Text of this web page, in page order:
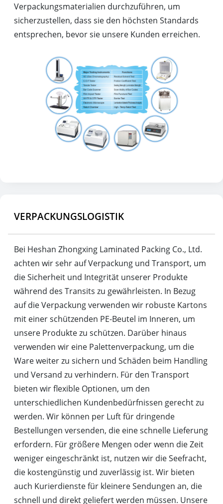
Verpackungsmaterialien durchzuführen, um
sicherzustellen, dass sie den höchsten Standards
entsprechen, bevor sie unsere Kunden erreichen.
VERPACKUNGSLOGISTIK
Bei Heshan Zhongxing Laminated Packing Co., Ltd.
achten wir sehr auf Verpackung und Transport, um
die Sicherheit und Integrität unserer Produkte
während des Transits zu gewährleisten. In Bezug
auf die Verpackung verwenden wir robuste Kartons
mit einer schützenden PE-Beutel im Inneren, um
unsere Produkte zu schützen. Darüber hinaus
verwenden wir eine Palettenverpackung, um die
Ware weiter zu sichern und Schäden beim Handling
und Versand zu verhindern. Für den Transport
bieten wir flexible Optionen, um den
unterschiedlichen Kundenbedürfnissen gerecht zu
werden. Wir können per Luft für dringende
Bestellungen versenden, die eine schnelle Lieferung
erfordern. Für größere Mengen oder wenn die Zeit
weniger eingeschränkt ist, nutzen wir die Seefracht,
die kostengünstig und zuverlässig ist. Wir bieten
auch Kurierdienste für kleinere Sendungen an, die
schnell und direkt geliefert werden müssen. Unsere